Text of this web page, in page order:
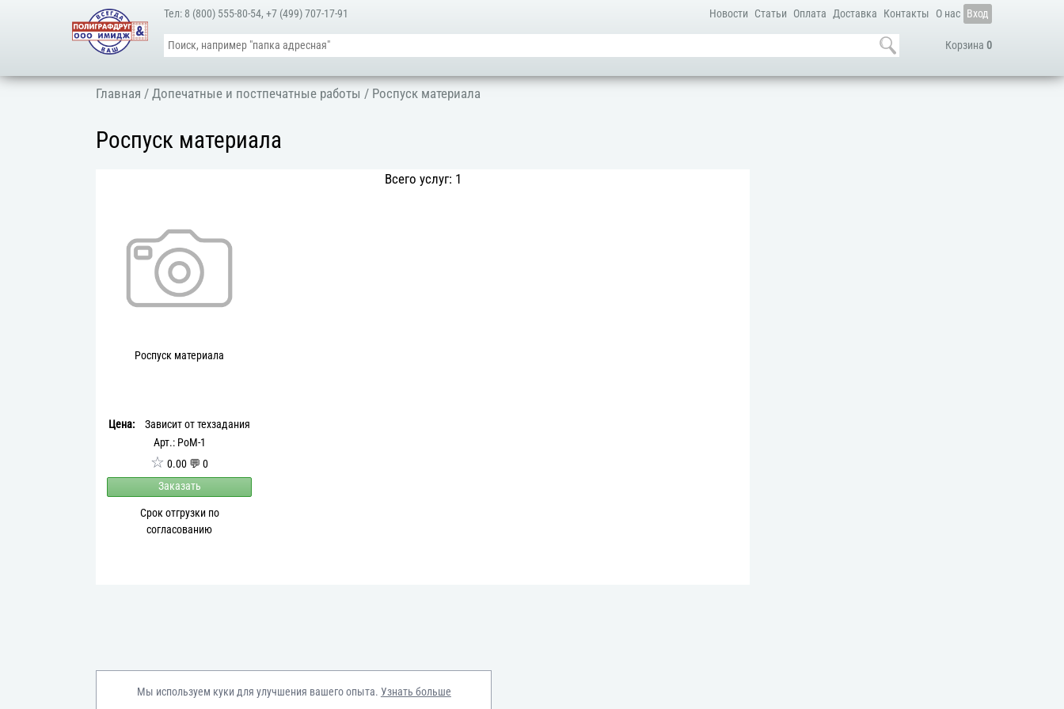
Новости Статьи Оплата Доставка Контакты О нас Вход
Корзина 0
Тел: 8 (800) 555-80-54,+7 (499) 707-17-91
Главная /Допечатные и постпечатные работы / Роспуск материала
Роспуск материала
Всего услуг: 1
Роспуск материала
Цена:
Зависит от техзадания
Арт.: РоМ-1
☆ 0.00 💬 0
Заказать
Срок отгрузки по
согласованию
Мы используем куки для улучшения вашего опыта. Узнать больше